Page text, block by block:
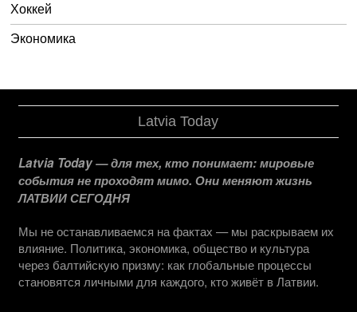
Хоккей
Экономика
Latvia Today
Latvia Today — для тех, кто понимает: мировые
события не проходят мимо. Они меняют жизнь
ЛАТВИИ СЕГОДНЯ
Мы не останавливаемся на фактах — мы раскрываем их
влияние. Политика, экономика, общество и культура
через балтийскую призму: как глобальные процессы
становятся личными для каждого, кто живёт в Латвии.